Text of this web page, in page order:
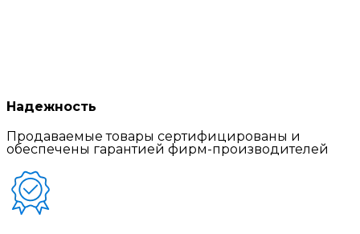
Надежность
Продаваемые товары сертифицированы и
обеспечены гарантией фирм-производителей